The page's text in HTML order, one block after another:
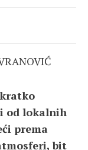
od lokalnih
prema
bit